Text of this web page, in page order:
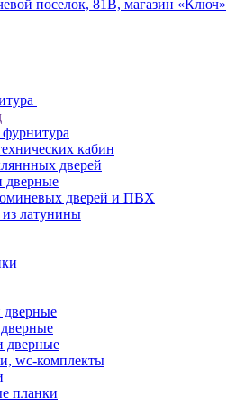
поселок, 81В, магазин «Ключ»
кабин
дверей
дверные
дверей и ПВХ
латунины
дверные
дверные
wc-комплекты
планки